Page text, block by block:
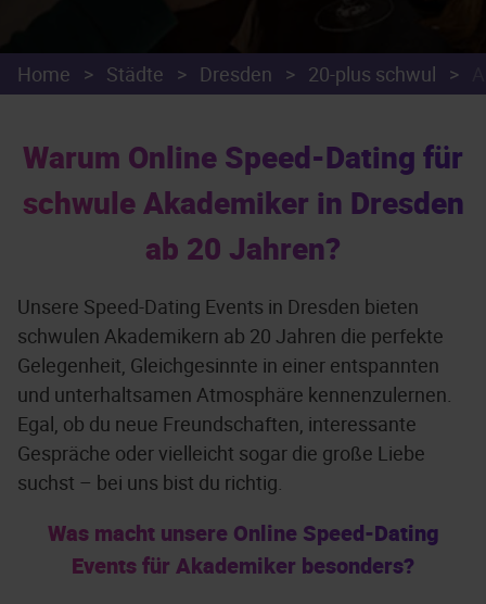
Home > Städte > Dresden > 20-plus schwul >
Warum Online Speed-Dating für
schwule Akademiker in Dresden
ab 20 Jahren?
Unsere Speed-Dating Events in Dresden bieten
schwulen Akademikern ab 20 Jahren die perfekte
Gelegenheit, Gleichgesinnte in einer entspannten
und unterhaltsamen Atmosphäre kennenzulernen.
Egal, ob du neue Freundschaften, interessante
Gespräche oder vielleicht sogar die große Liebe
suchst – bei uns bist du richtig.
Was macht unsere Online Speed-Dating
Events für Akademiker besonders?